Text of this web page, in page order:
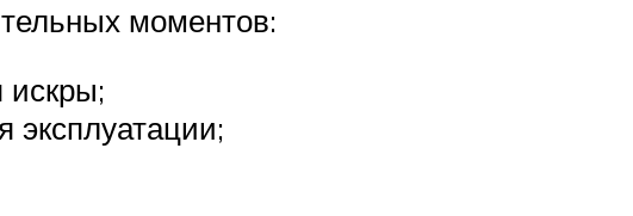
моментов:
искры;
эксплуатации;